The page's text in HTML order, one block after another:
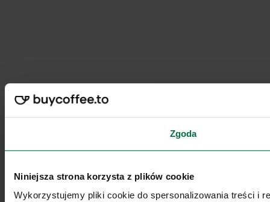
Zgoda
Niniejsza strona korzysta z plików cookie
Wykorzystujemy pliki cookie do spersonalizowania treści i